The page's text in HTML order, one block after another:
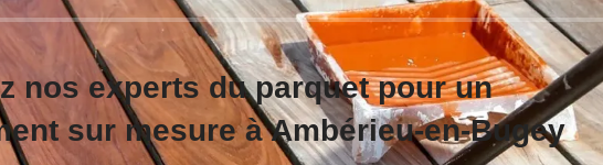
nos experts du parquet pour un
sur mesure à Ambérieu-en-Bugey